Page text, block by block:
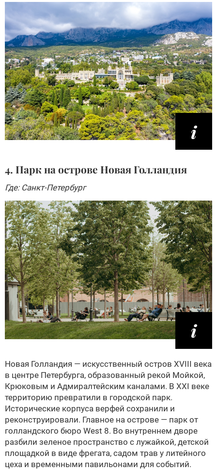
4. Парк на острове Новая Голландия
Где: Санкт-Петербург
Новая Голландия — искусственный остров XVIII века
в центре Петербурга, образованный рекой Мойкой,
Крюковым и Адмиралтейским каналами. В XXI веке
территорию превратили в городской парк.
Исторические корпуса верфей сохранили и
реконструировали. Главное на острове — парк от
голландского бюро West 8. Во внутреннем дворе
разбили зеленое пространство с лужайкой, детской
площадкой в виде фрегата, садом трав у литейного
цеха и временными павильонами для событий.